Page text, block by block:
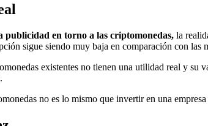
publicidad en torno a las criptomonedas, la
sigue siendo muy baja en comparación con las
existentes no tienen una utilidad real y
no es lo mismo que invertir en una